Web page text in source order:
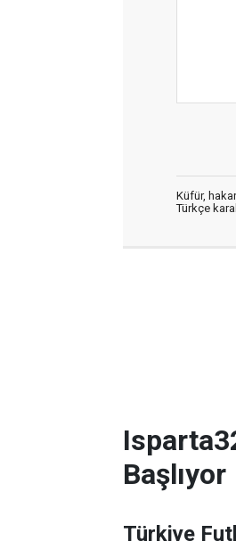
Küfür,
Türkçe
Başlıyor
Türkiye